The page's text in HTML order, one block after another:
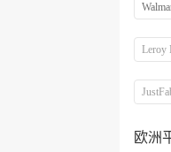
Leroy
欧洲